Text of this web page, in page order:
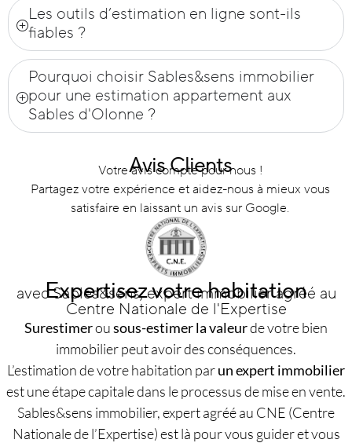
Les outils d’estimation en ligne sont-ils
fiables ?
Pourquoi choisir Sables&sens immobilier
pour une estimation appartement aux
Sables d'Olonne ?
Avis Clients
Votre avis compte pour nous !
Partagez votre expérience et aidez-nous à mieux vous
satisfaire en laissant un avis sur Google.
Expertisez votre habitation
avec Sables&sens, expert immobilier agréé au
Centre Nationale de l'Expertise
Surestimerousous-estimer la valeurde votre bien
immobilier peut avoir des conséquences.
L’estimation de votre habitation parun expert immobilier
est une étape capitale dans le processus de mise en vente.
Sables&sens immobilier, expert agréé au CNE (Centre
Nationale de l’Expertise) est là pour vous guider et vous